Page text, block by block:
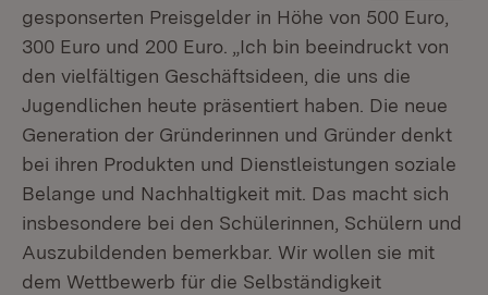
gesponserten Preisgelder in Höhe von 500 Euro,
300 Euro und 200 Euro. „Ich bin beeindruckt von
den vielfältigen Geschäftsideen, die uns die
Jugendlichen heute präsentiert haben. Die neue
Generation der Gründerinnen und Gründer denkt
bei ihren Produkten und Dienstleistungen soziale
Belange und Nachhaltigkeit mit. Das macht sich
insbesondere bei den Schülerinnen, Schülern und
Auszubildenden bemerkbar. Wir wollen sie mit
dem Wettbewerb für die Selbständigkeit